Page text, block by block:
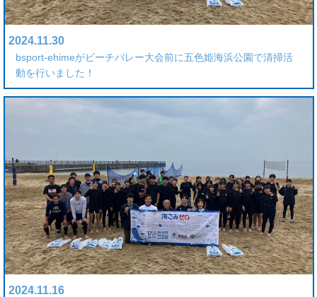
2024.11.30
bsport-ehimeがビーチバレー大会前に五色姫海浜公園で清掃活
動を行いました！
2024.11.16